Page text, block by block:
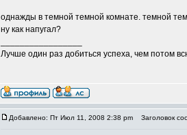
однажды в темной темной комнате. темной
ну как напугал?
Лучше один раз добиться успеха, чем потом
Добавлено: Пт Июл 11, 2008 2:38 pm Заголовок